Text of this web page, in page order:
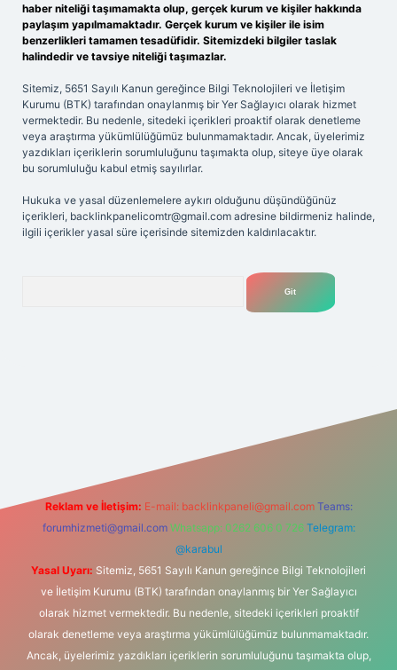
haber niteliği taşımamakta olup, gerçek kurum ve kişiler hakkında
paylaşım yapılmamaktadır. Gerçek kurum ve kişiler ile isim
benzerlikleri tamamen tesadüfidir. Sitemizdeki bilgiler taslak
halindedir ve tavsiye niteliği taşımazlar.
Sitemiz, 5651 Sayılı Kanun gereğince Bilgi Teknolojileri ve İletişim
Kurumu (BTK) tarafından onaylanmış bir Yer Sağlayıcı olarak hizmet
vermektedir. Bu nedenle, sitedeki içerikleri proaktif olarak denetleme
veya araştırma yükümlülüğümüz bulunmamaktadır. Ancak, üyelerimiz
yazdıkları içeriklerin sorumluluğunu taşımakta olup, siteye üye olarak
bu sorumluluğu kabul etmiş sayılırlar.
Hukuka ve yasal düzenlemelere aykırı olduğunu düşündüğünüz
içerikleri, backlinkpanelicomtr@gmail.com adresine bildirmeniz halinde,
ilgili içerikler yasal süre içerisinde sitemizden kaldırılacaktır.
Reklam ve İletişim: E-mail: backlinkpaneli@gmail.com Teams:
forumhizmeti@gmail.com Whatsapp: 0262 606 0 726 Telegram:
@karabul
Yasal Uyarı: Sitemiz, 5651 Sayılı Kanun gereğince Bilgi Teknolojileri
ve İletişim Kurumu (BTK) tarafından onaylanmış bir Yer Sağlayıcı
olarak hizmet vermektedir. Bu nedenle, sitedeki içerikleri proaktif
olarak denetleme veya araştırma yükümlülüğümüz bulunmamaktadır.
Ancak, üyelerimiz yazdıkları içeriklerin sorumluluğunu taşımakta olup,